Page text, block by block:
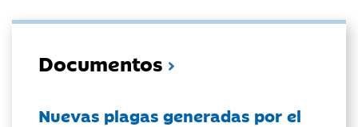
Documentos
Nuevas plagas generadas por el